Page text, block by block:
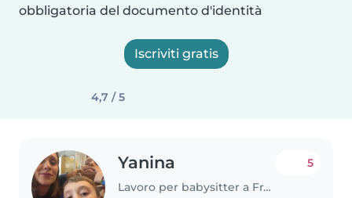
obbligatoria del documento d'identità
Iscriviti gratis
4,7 / 5
Yanina
Lavoro per babysitter a Francavilla al Mare
5